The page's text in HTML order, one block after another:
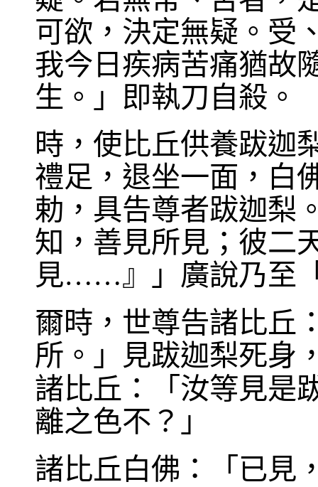
可欲，決定無疑。受
我今日疾病苦痛猶故
生。」即執刀自殺。
時，使比丘供養跋迦
禮足，退坐一面，白
勅，具告尊者跋迦梨
知，善見所見；彼二
見……』」廣說乃至
爾時，世尊告諸比丘
所。」見跋迦梨死身
諸比丘：「汝等見是
離之色不？」
諸比丘白佛：「已見